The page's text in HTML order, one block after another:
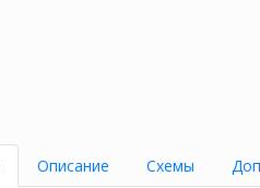
Описание Схемы